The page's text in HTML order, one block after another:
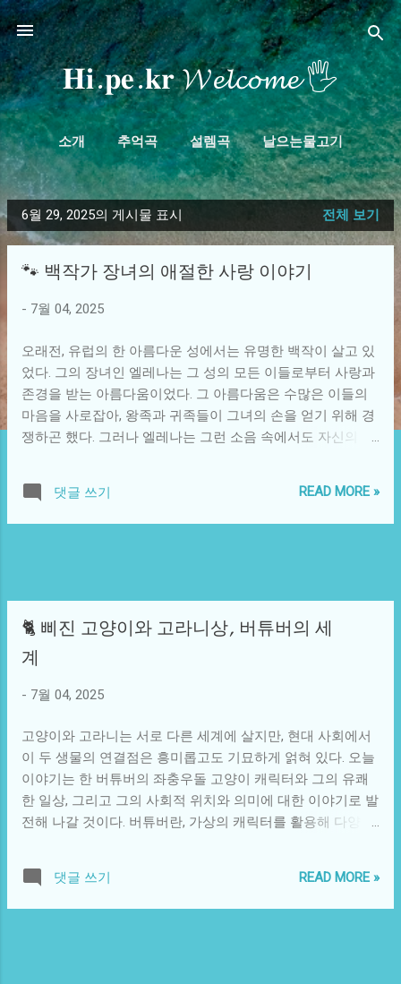
기본 콘텐츠로 건너뛰기
𝐇𝐢.𝐩𝐞.𝐤𝐫 𝓦𝓮𝓵𝓬𝓸𝓶𝓮 🖐
소개 추억곡 설렘곡 날으는물고기
더보기… 𝓹𝓪𝓰𝓮𝓼.𝓴𝓻
글
6월 29, 2025의 게시물 표시 전체 보기
🐾 백작가 장녀의 애절한 사랑 이야기
- 7월 04, 2025
오래전, 유럽의 한 아름다운 성에서는 유명한 백작이 살고 있
었다. 그의 장녀인 엘레나는 그 성의 모든 이들로부터 사랑과
존경을 받는 아름다움이었다. 그 아름다움은 수많은 이들의
마음을 사로잡아, 왕족과 귀족들이 그녀의 손을 얻기 위해 경
쟁하곤 했다. 그러나 엘레나는 그런 소음 속에서도 자신의 마
들을 즐겨 읽었다. 그 중 하나는 평민과 귀족 여성의 금지된
사랑에 대한 이야기였다. 그녀의 마음속에 깊던 그 이야기는
었다. 그의 진솔한 태도와 소박한 대화는 엘레나의 마음을 사
로잡았다. 하지만 그들의 사랑은 쉽지 않았다. 귀족인 엘레나
지만 엘레나는 그러한 규칙에 따르기를 거부하고, 리오와 자
어, 아름다운 숲과 강가에서 이루어졌다. 하지만 시간이 지남
에 따라 그들의 비밀은 점점 더 위험해졌다. 엘레나의 아버지
가 그녀의 결혼을 강요하는 일들이 잇따랐고, 엘레나는 불안
과 갈등 속에서 사랑을 지켜나가야 했다. 한편, 리오는 궁전의
하인으로 일하게 되고, 그로 인해 두 사람의 관계는 더욱 복잡
계획을 세웠다. 멀리 떨어진 곳으로 도망가고 싶다는 꿈은 그
들에게 새로운 빛을 주었다. 하지만 그 과정에서 그들의 사랑
은 많은 시련을 맞이하게 된다. 엘레나의 아버지와 여러 귀족
댓글 쓰기 READ MORE »
🐈 삐진 고양이와 고라니상, 버튜버의 세
계
- 7월 04, 2025
고양이와 고라니는 서로 다른 세계에 살지만, 현대 사회에서
이 두 생물의 연결점은 흥미롭고도 기묘하게 얽혀 있다. 오늘
이야기는 한 버튜버의 좌충우돌 고양이 캐릭터와 그의 유쾌
한 일상, 그리고 그의 사회적 위치와 의미에 대한 이야기로 발
전해 나갈 것이다. 버튜버란, 가상의 캐릭터를 활용해 다양한
는 유튜버를 일컫는다. 이러한 개념은 최근 몇 년 사이에 급속
도로 확산되었고, 고양이와 같은 매력적인 캐릭터는 특히 인
기를 끌었다. 고양이는 인간과 가까운 친밀한 관계를 형성할
댓글 쓰기 READ MORE »